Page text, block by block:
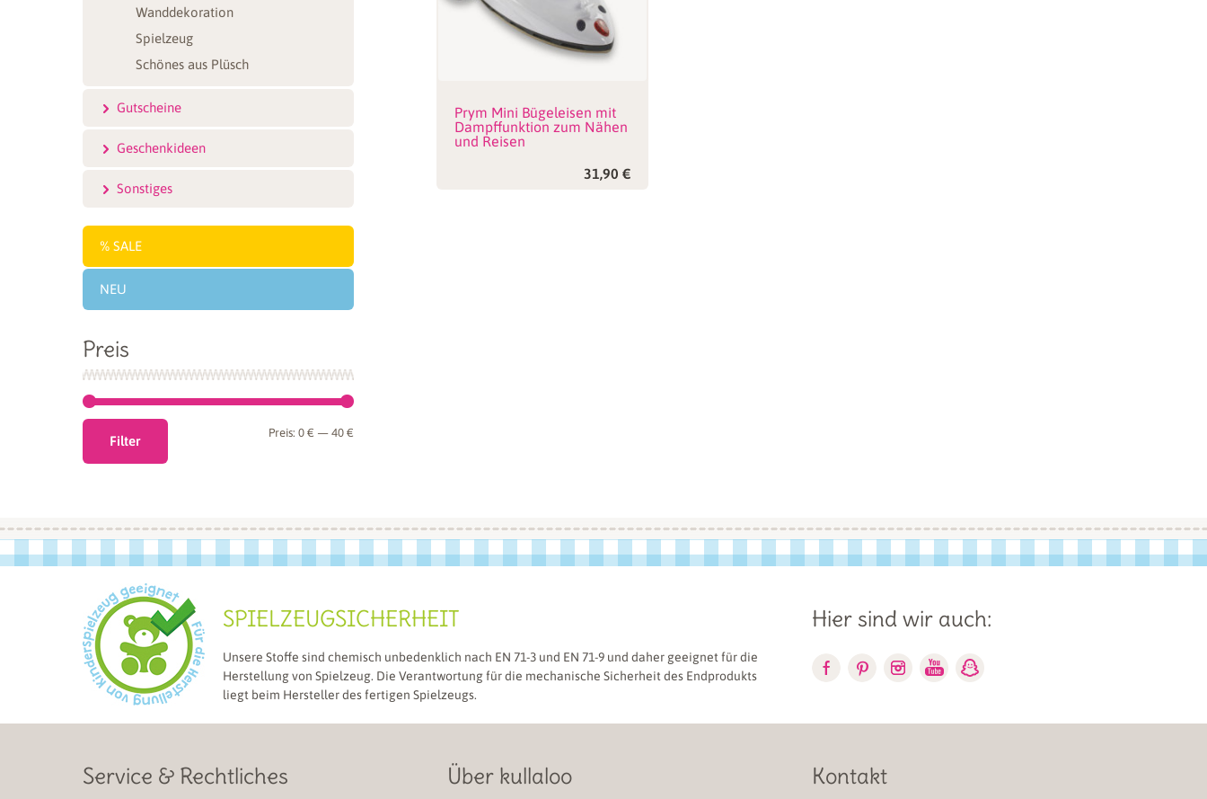
Prym Mini Bügeleisen mit
Dampffunktion zum Nähen
und Reisen
31,90 €
Wanddekoration
Spielzeug
Schönes aus Plüsch
Gutscheine
Geschenkideen
Sonstiges
SALE
NEU
Preis
Filter
Preis:0 € —40 €
SPIELZEUGSICHERHEIT
Unsere Stoffe sind chemisch unbedenklich nach EN 71-3 und EN 71-9 und daher geeignet für die
Herstellung von Spielzeug. Die Verantwortung für die mechanische Sicherheit des Endprodukts
liegt beim Hersteller des fertigen Spielzeugs.
Hier sind wir auch:
Service & Rechtliches Über kullaloo Kontakt